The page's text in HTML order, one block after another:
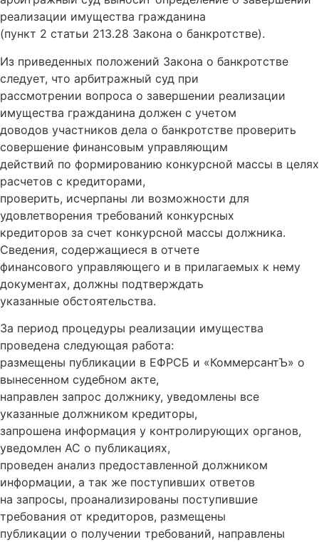
реализации имущества гражданина
(пункт 2 статьи 213.28 Закона о банкротстве).
Из приведенных положений Закона о банкротстве
следует, что арбитражный суд при
рассмотрении вопроса о завершении реализации
имущества гражданина должен с учетом
доводов участников дела о банкротстве проверить
совершение финансовым управляющим
действий по формированию конкурсной массы в целях
расчетов с кредиторами,
проверить, исчерпаны ли возможности для
удовлетворения требований конкурсных
кредиторов за счет конкурсной массы должника.
Сведения, содержащиеся в отчете
финансового управляющего и в прилагаемых к нему
документах, должны подтверждать
указанные обстоятельства.
За период процедуры реализации имущества
проведена следующая работа:
размещены публикации в ЕФРСБ и «КоммерсантЪ» о
вынесенном судебном акте,
направлен запрос должнику, уведомлены все
указанные должником кредиторы,
запрошена информация у контролирующих органов,
уведомлен АС о публикациях,
проведен анализ предоставленной должником
информации, а так же поступивших ответов
на запросы, проанализированы поступившие
требования от кредиторов, размещены
публикации о получении требований, направлены